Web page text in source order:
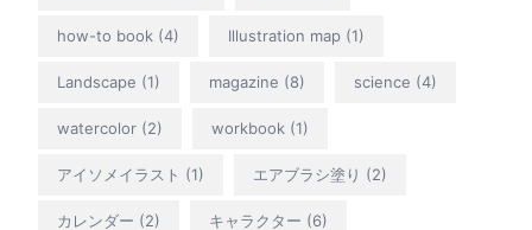
how-to book (4) Illustration map (1)
Landscape (1) magazine (8) science (4)
watercolor (2) workbook (1)
アイソメイラスト (1) エアブラシ塗り (2)
カレンダー (2) キャラクター (6)